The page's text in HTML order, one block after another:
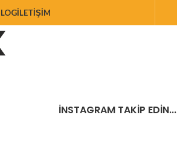
İLETIŞIM
İNSTAGRAM TAKIP EDIN...